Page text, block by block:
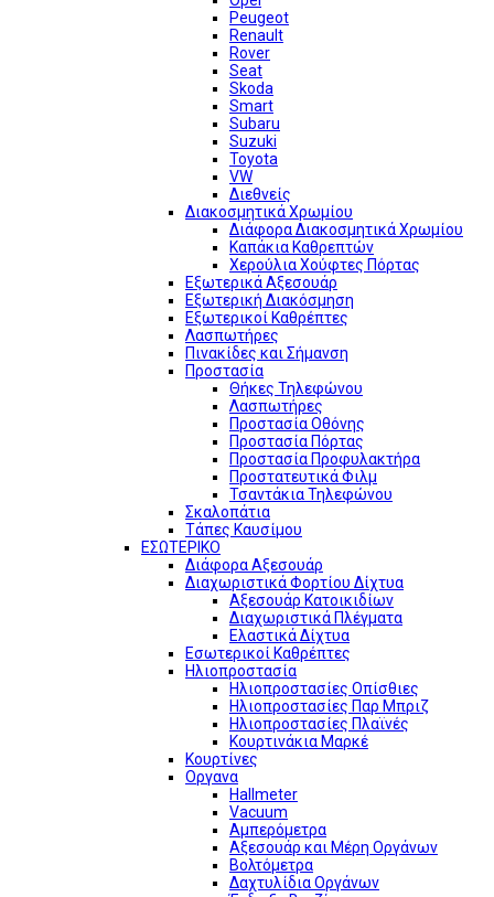
Peugeot
Renault
Rover
Seat
Skoda
Smart
Subaru
Suzuki
Toyota
VW
Διεθνείς
Διακοσμητικά Χρωμίου
Διάφορα Διακοσμητικά Χρωμίου
Καπάκια Καθρεπτών
Χερούλια Χούφτες Πόρτας
Εξωτερικά Αξεσουάρ
Εξωτερική Διακόσμηση
Εξωτερικοί Καθρέπτες
Λασπωτήρες
Πινακίδες και Σήμανση
Προστασία
Θήκες Τηλεφώνου
Λασπωτήρες
Προστασία Οθόνης
Προστασία Πόρτας
Προστασία Προφυλακτήρα
Προστατευτικά Φιλμ
Τσαντάκια Τηλεφώνου
Σκαλοπάτια
Τάπες Καυσίμου
ΕΣΩΤΕΡΙΚΟ
Διάφορα Αξεσουάρ
Διαχωριστικά Φορτίου Δίχτυα
Αξεσουάρ Κατοικιδίων
Διαχωριστικά Πλέγματα
Ελαστικά Δίχτυα
Εσωτερικοί Καθρέπτες
Ηλιοπροστασία
Ηλιοπροστασίες Οπίσθιες
Ηλιοπροστασίες Παρ Μπριζ
Ηλιοπροστασίες Πλαϊνές
Κουρτινάκια Μαρκέ
Κουρτίνες
Οργανα
Hallmeter
Vacuum
Αμπερόμετρα
Αξεσουάρ και Μέρη Οργάνων
Βολτόμετρα
Δαχτυλίδια Οργάνων